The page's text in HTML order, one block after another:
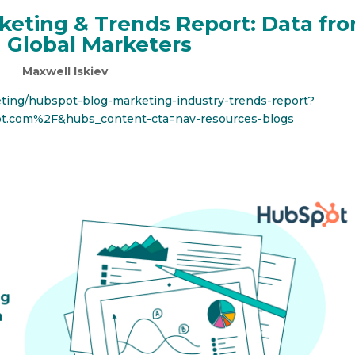
& Trends Report: Data
Global Marketers
Maxwell Iskiev
hubspot-blog-marketing-industry-trends-report?
cta=nav-resources-blogs